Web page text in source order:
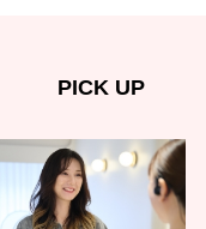
PICK UP